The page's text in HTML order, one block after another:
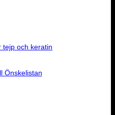
Önskelistan